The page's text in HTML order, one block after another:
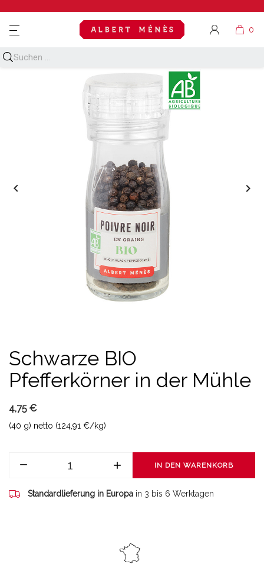
MENU
 
Schwarze BIO
Pfefferkörner in der Mühle
4,75 €
(40 g) netto (124,91 €/kg)
IN DEN WARENKORB
Standardlieferung in Europa in 3 bis 6 Werktagen